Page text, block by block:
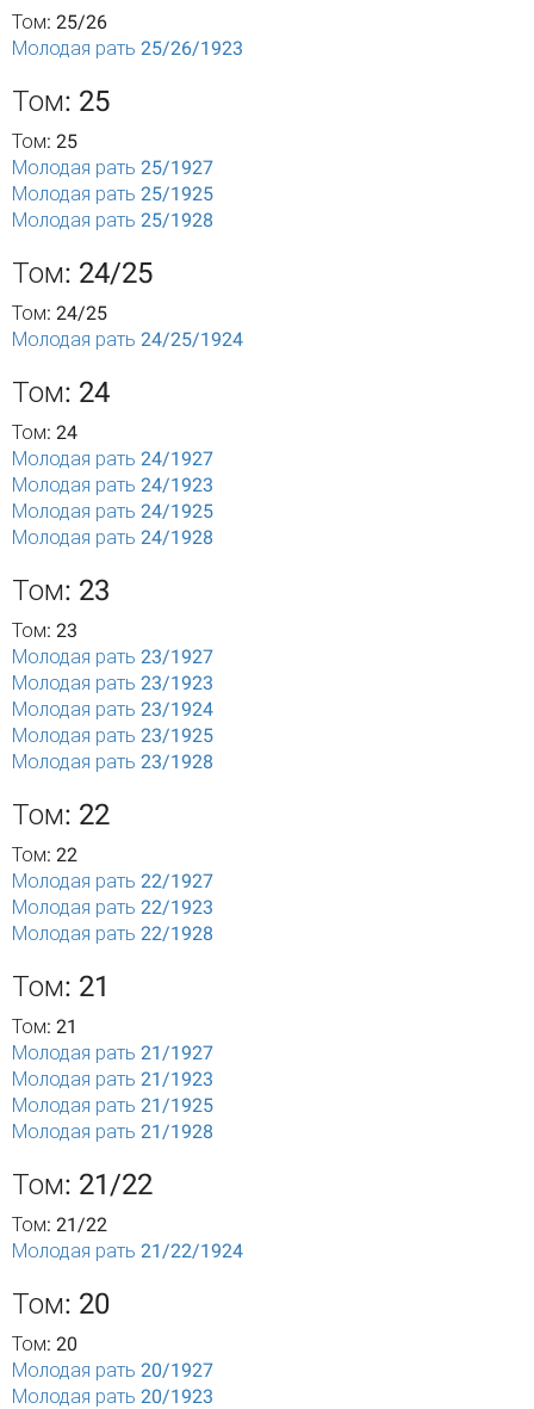
Том: 25/26
Молодая рать 25/26/1923
Том: 25
Том: 25
Молодая рать 25/1927
Молодая рать 25/1925
Молодая рать 25/1928
Том: 24/25
Том: 24/25
Молодая рать 24/25/1924
Том: 24
Том: 24
Молодая рать 24/1927
Молодая рать 24/1923
Молодая рать 24/1925
Молодая рать 24/1928
Том: 23
Том: 23
Молодая рать 23/1927
Молодая рать 23/1923
Молодая рать 23/1924
Молодая рать 23/1925
Молодая рать 23/1928
Том: 22
Том: 22
Молодая рать 22/1927
Молодая рать 22/1923
Молодая рать 22/1928
Том: 21
Том: 21
Молодая рать 21/1927
Молодая рать 21/1923
Молодая рать 21/1925
Молодая рать 21/1928
Том: 21/22
Том: 21/22
Молодая рать 21/22/1924
Том: 20
Том: 20
Молодая рать 20/1927
Молодая рать 20/1923